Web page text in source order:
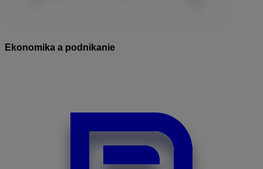
Ekonomika a podnikanie